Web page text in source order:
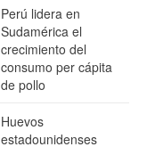
Perú lidera en
Sudamérica el
crecimiento del
consumo per cápita
de pollo
Huevos
estadounidenses